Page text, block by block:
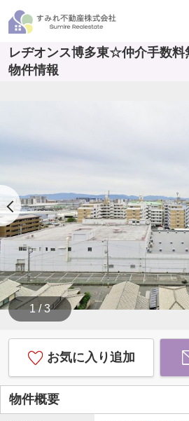
レヂオンス博多東☆仲介手数
物件情報
1 / 3
お気に入り追加
物件概要